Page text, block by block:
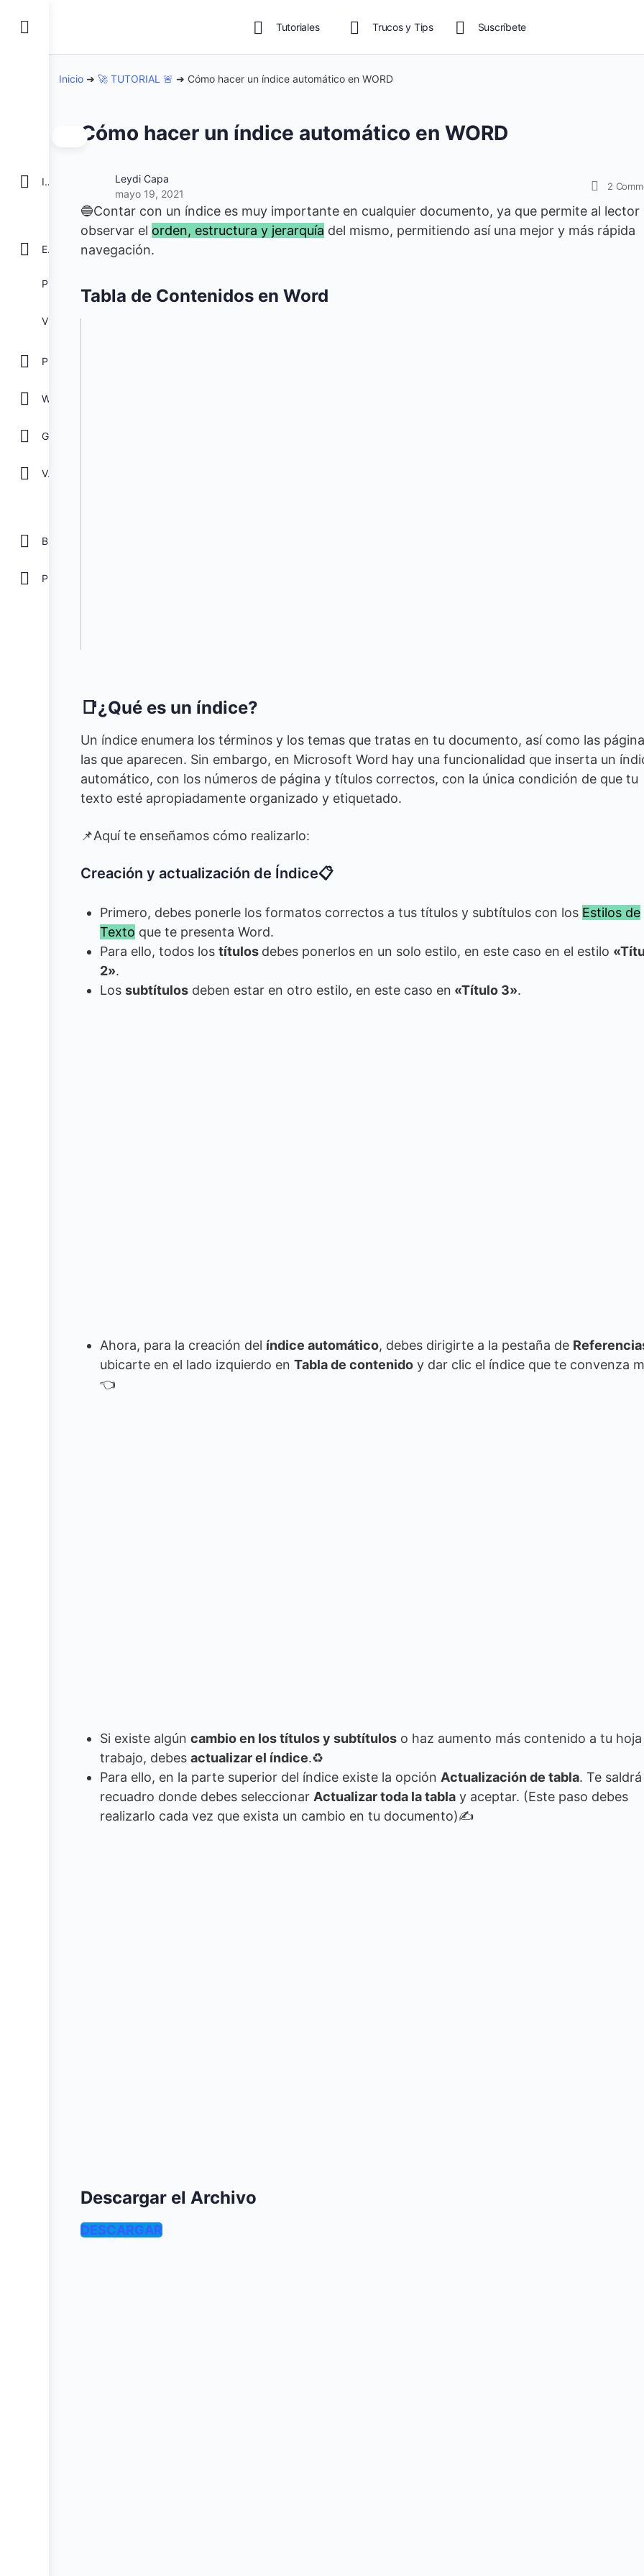
INICIO
EXCEL
VBA para Macros
GOOGLE
Ver todos
Biblioteca
Tutoriales Trucos y Tips Suscríbete
Inicio ➜ 🚀 TUTORIAL 🚨 ➜ Cómo hacer un índice automático en WORD
Cómo hacer un índice automático en WORD
Leydi Capa
mayo 19, 2021
2
🔵Contar con un índice es muy importante en cualquier documento, ya que permite al lector
observar el orden, estructura y jerarquía del mismo, permitiendo así una mejor y más rápida
navegación.
Tabla de Contenidos en Word
📑¿Qué es un índice?
Un índice enumera los términos y los temas que tratas en tu documento, así como las
las que aparecen. Sin embargo, en Microsoft Word hay una funcionalidad que inserta un
automático, con los números de página y títulos correctos, con la única condición de que tu
texto esté apropiadamente organizado y etiquetado.
📌Aquí te enseñamos cómo realizarlo:
Creación y actualización de Índice📋
Primero, debes ponerle los formatos correctos a tus títulos y subtítulos con los Estilos de
Texto que te presenta Word.
Para ello, todos los títulos debes ponerlos en un solo estilo, en este caso en el estilo
2».
Los subtítulos deben estar en otro estilo, en este caso en «Título 3».
Ahora, para la creación del índice automático, debes dirigirte a la pestaña de
ubicarte en el lado izquierdo en Tabla de contenido y dar clic el índice que te convenza
👈
Si existe algún cambio en los títulos y subtítulos o haz aumento más contenido a tu
trabajo, debes actualizar el índice.♻
Para ello, en la parte superior del índice existe la opción Actualización de tabla. Te
recuadro donde debes seleccionar Actualizar toda la tabla y aceptar. (Este paso debes
realizarlo cada vez que exista un cambio en tu documento)✍
Descargar el Archivo
DESCARGAR